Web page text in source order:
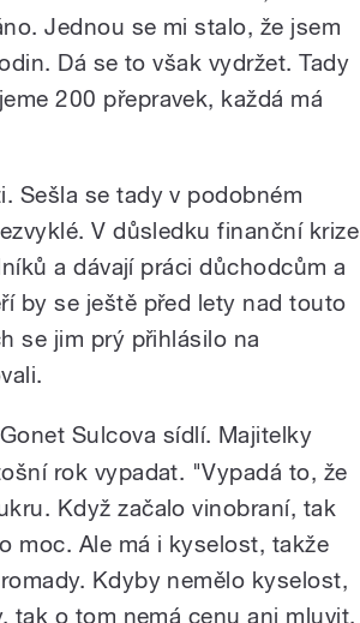
Jednou se mi stalo, že jsem
Dá se to však vydržet. Tady
200 přepravek, každá má
Sešla se tady v podobném
V důsledku finanční krize
a dávají práci důchodcům a
by se ještě před lety nad touto
se jim prý přihlásilo na
Sulcova sídlí. Majitelky
rok vypadat. "Vypadá to, že
Když začalo vinobraní, tak
moc. Ale má i kyselost, takže
Kdyby nemělo kyselost,
tak o tom nemá cenu ani mluvit,